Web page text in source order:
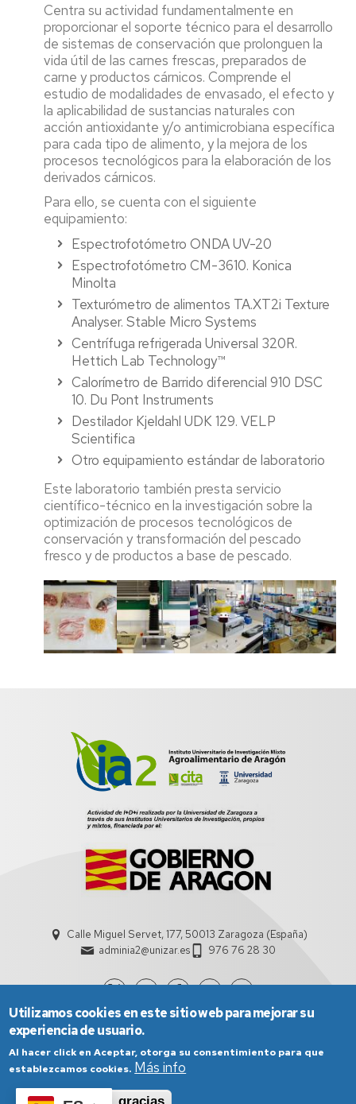
Centra su actividad fundamentalmente en
proporcionar el soporte técnico para el desarrollo
de sistemas de conservación que prolonguen la
vida útil de las carnes frescas, preparados de
carne y productos cárnicos. Comprende el
estudio de modalidades de envasado, el efecto y
la aplicabilidad de sustancias naturales con
acción antioxidante y/o antimicrobiana específica
para cada tipo de alimento, y la mejora de los
procesos tecnológicos para la elaboración de los
derivados cárnicos.
Para ello, se cuenta con el siguiente
equipamiento:
Espectrofotómetro ONDA UV-20
Espectrofotómetro CM-3610. Konica
Minolta
Texturómetro de alimentos TA.XT2i Texture
Analyser. Stable Micro Systems
Centrífuga refrigerada Universal 320R.
Hettich Lab Technology™
Calorímetro de Barrido diferencial 910 DSC
10. Du Pont Instruments
Destilador Kjeldahl UDK 129. VELP
Scientifica
Otro equipamiento estándar de laboratorio
Este laboratorio también presta servicio
científico-técnico en la investigación sobre la
optimización de procesos tecnológicos de
conservación y transformación del pescado
fresco y de productos a base de pescado.
Calle Miguel Servet, 177, 50013 Zaragoza (España)
adminia2@unizar.es
976 76 28 30
Utilizamos cookies en este sitio web para mejorar su
experiencia de usuario.
Al hacer click en Aceptar, otorga su consentimiento para que
establezcamos cookies. Más info